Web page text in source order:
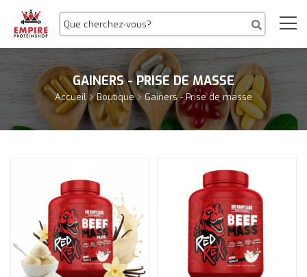
GAINERS - PRISE DE MASSE
Accueil Boutique Gainers - Prise de masse